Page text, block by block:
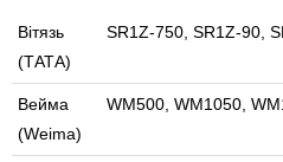
Вітязь
(ТАТА)
SR1Z-750, SR1Z-90,
Вейма
(Weima)
WM500, WM1050,